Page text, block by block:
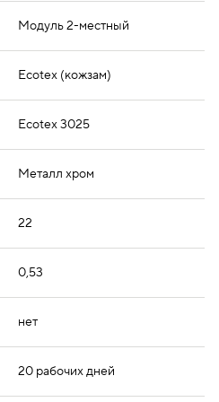
Модуль 2-местный
Ecotex (кожзам)
Ecotex 3025
Металл хром
22
0,53
нет
20 рабочих дней